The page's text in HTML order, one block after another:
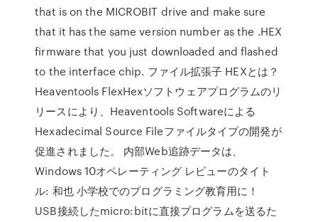
that is on the MICROBIT drive and make sure
that it has the same version number as the .HEX
firmware that you just downloaded and flashed
to the interface chip. ファイル拡張子 HEXとは？
Heaventools FlexHexソフトウェアプログラムのリ
リースにより、Heaventools Softwareによる
Hexadecimal Source Fileファイルタイプの開発が
促進されました。 内部Web追跡データは、
Windows 10オペレーティング レビューのタイト
ル: 和也 小学校でのプログラミング教育用に！
USB接続したmicro:bitに直接プログラムを送るた